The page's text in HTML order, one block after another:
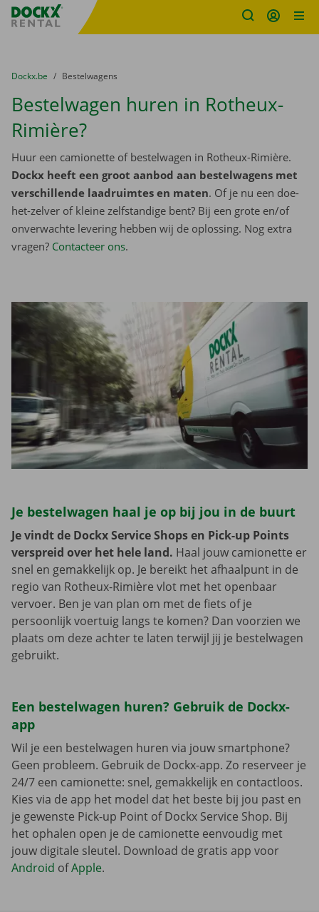
Fratello DEMO
U bevindt zich hier:
van
Dockx.be naar
Bestelwagens
Bestelwagen huren in Rotheux-
Rimière?
Huur een camionette of bestelwagen in Rotheux-Rimière.
Dockx heeft een groot aanbod aan bestelwagens met
verschillende laadruimtes en maten. Of je nu een doe-
het-zelver of kleine zelfstandige bent? Bij een grote en/of
onverwachte levering hebben wij de oplossing. Nog extra
vragen? Contacteer ons.
Je bestelwagen haal je op bij jou in de buurt
Je vindt de Dockx Service Shops en Pick-up Points
verspreid over het hele land. Haal jouw camionette er
snel en gemakkelijk op. Je bereikt het afhaalpunt in de
regio van Rotheux-Rimière vlot met het openbaar
vervoer. Ben je van plan om met de fiets of je
persoonlijk voertuig langs te komen? Dan voorzien we
plaats om deze achter te laten terwijl jij je bestelwagen
gebruikt.
Een bestelwagen huren? Gebruik de Dockx-
app
Wil je een bestelwagen huren via jouw smartphone?
Geen probleem. Gebruik de Dockx-app. Zo reserveer je
24/7 een camionette: snel, gemakkelijk en contactloos.
Kies via de app het model dat het beste bij jou past en
je gewenste Pick-up Point of Dockx Service Shop. Bij
het ophalen open je de camionette eenvoudig met
jouw digitale sleutel. Download de gratis app voor
Android ofApple.